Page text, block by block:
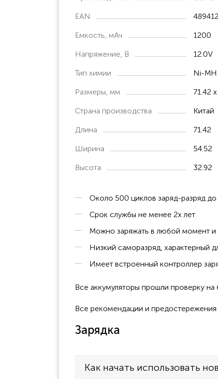
EAN
Емкость, мАч 1200
Напряжение, В 12.0V
Тип химии Ni-MH
Размеры, мм 71.42
Страна производства Китай
Длина 71.42
Ширина 54.52
Высота 32.92
Около 500 циклов заряд-разряд
Срок службы не менее 2х лет
Можно заряжать в любой момент и
Низкий саморазряд, характерный
Имеет встроенный контроллер
Все аккумуляторы прошли проверку
Все рекомендации и предостережения
Зарядка
Как начать использовать